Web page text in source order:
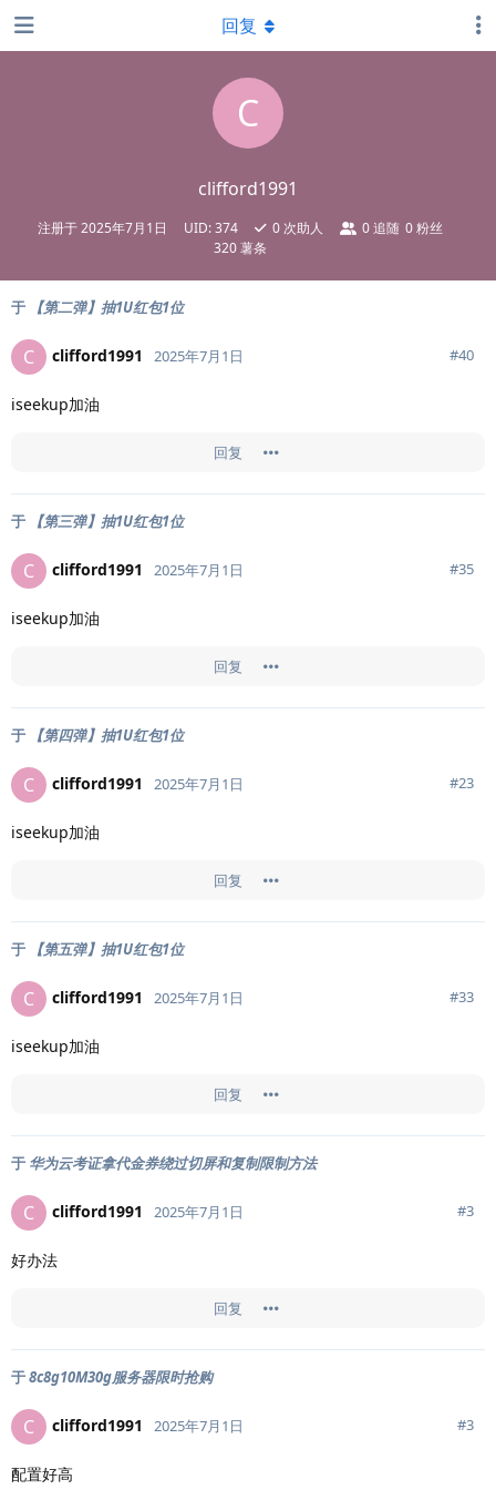
C
clifford1991
注册于2025年7月1日 UID:374 0次助人 0 追随 0 粉丝
320 薯条
回复
于 【第二弹】抽1U红包1位
C clifford1991 2025年7月1日 #40
iseekup加油
回复
于 【第三弹】抽1U红包1位
C clifford1991 2025年7月1日 #35
iseekup加油
回复
于 【第四弹】抽1U红包1位
C clifford1991 2025年7月1日 #23
iseekup加油
回复
于 【第五弹】抽1U红包1位
C clifford1991 2025年7月1日 #33
iseekup加油
回复
于 华为云考证拿代金券绕过切屏和复制限制方法
C clifford1991 2025年7月1日 #3
好办法
回复
于8c8g10M30g服务器限时抢购
C clifford1991 2025年7月1日 #3
配置好高